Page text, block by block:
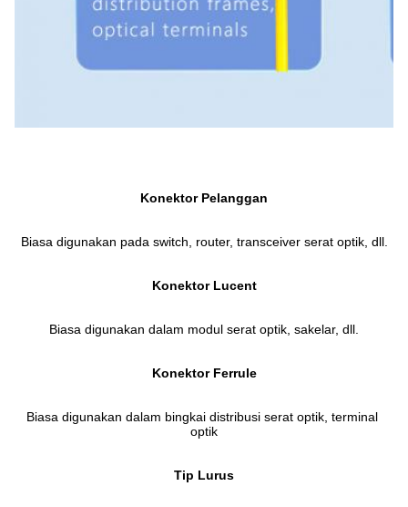
Konektor Pelanggan
Biasa digunakan pada switch, router, transceiver serat optik, dll.
Konektor Lucent
Biasa digunakan dalam modul serat optik, sakelar, dll.
Konektor Ferrule
Biasa digunakan dalam bingkai distribusi serat optik, terminal
optik
Tip Lurus